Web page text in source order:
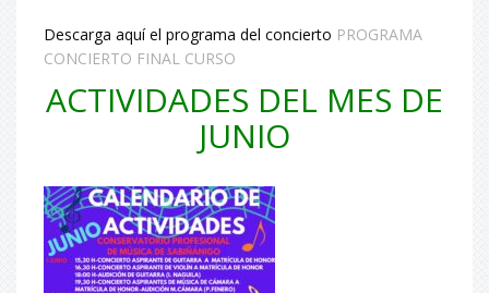
Descarga aquí el programa del concierto PROGRAMA
CONCIERTO FINAL CURSO
ACTIVIDADES DEL MES DE
JUNIO